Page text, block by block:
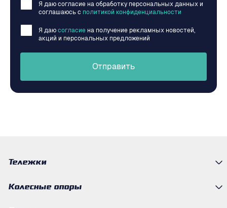
Я даю согласие на обработку персональных данных и
соглашаюсь c политикой конфиденциальности
Я даю согласие на получение рекламных новостей,
акций и персональных предложений
Отправить
Тележки
Колесные опоры